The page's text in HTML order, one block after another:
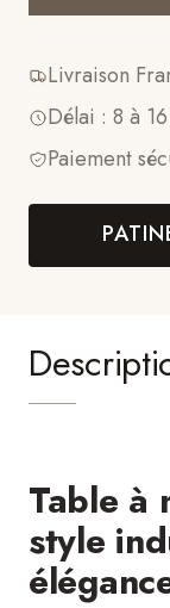
Livraison
Délai : 8 à
Paiement
Table à
style